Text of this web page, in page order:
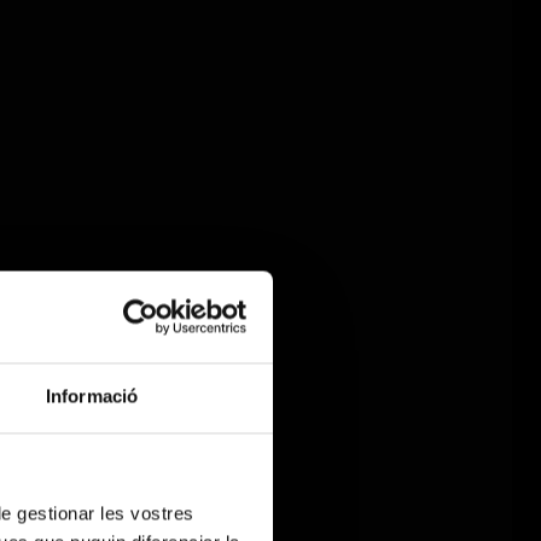
Informació
gestionar les vostres